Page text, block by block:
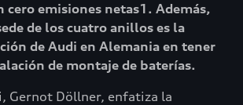
cero emisiones netas1. Además,
de los cuatro anillos es la
de Audi en Alemania en tener
de montaje de baterías.
Gernot Döllner, enfatiza la